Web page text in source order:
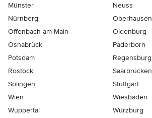
Münster
Neuss
Nürnberg
Oberhausen
Offenbach-am-Main
Oldenburg
Osnabrück
Paderborn
Potsdam
Regensburg
Rostock
Saarbrücken
Solingen
Stuttgart
Wien
Wiesbaden
Wuppertal
Würzburg